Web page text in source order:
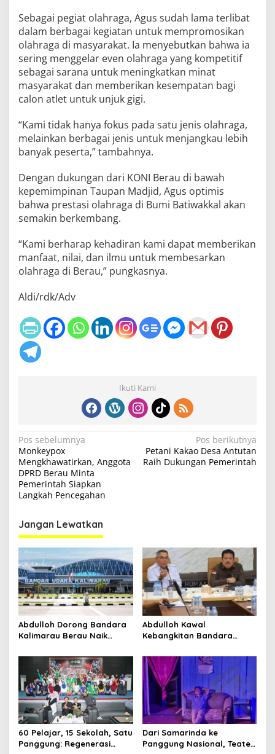
Sebagai pegiat olahraga, Agus sudah lama terlibat
dalam berbagai kegiatan untuk mempromosikan
olahraga di masyarakat. Ia menyebutkan bahwa ia
sering menggelar even olahraga yang kompetitif
sebagai sarana untuk meningkatkan minat
masyarakat dan memberikan kesempatan bagi
calon atlet untuk unjuk gigi.
“Kami tidak hanya fokus pada satu jenis olahraga,
melainkan berbagai jenis untuk menjangkau lebih
banyak peserta,” tambahnya.
Dengan dukungan dari KONI Berau di bawah
kepemimpinan Taupan Madjid, Agus optimis
bahwa prestasi olahraga di Bumi Batiwakkal akan
semakin berkembang.
“Kami berharap kehadiran kami dapat memberikan
manfaat, nilai, dan ilmu untuk membesarkan
olahraga di Berau,” pungkasnya.
Aldi/rdk/Adv
Ikuti Kami
N
a
v
i
a
s
i
p
o
s
Pos sebelumnya
Monkeypox
Mengkhawatirkan, Anggota
DPRD Berau Minta
Pemerintah Siapkan
Langkah Pencegahan
Pos berikutnya
Petani Kakao Desa Antutan
Raih Dukungan Pemerintah
Jangan Lewatkan
Abdulloh Dorong Bandara
Kalimarau Berau Naik
Internasional Kaltim
Abdulloh Kawal
Kebangkitan Bandara
Dorong Keberlanjutan
Proyek Strategis
60 Pelajar, 15 Sekolah, Satu
Panggung: Regenerasi
Dari Samarinda ke
Panggung Nasional, Teater